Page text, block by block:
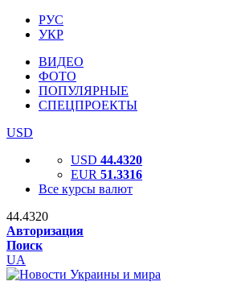
РУС
УКР
ВИДЕО
ФОТО
ПОПУЛЯРНЫЕ
СПЕЦПРОЕКТЫ
USD
USD 44.4320
EUR 51.3316
Все курсы валют
44.4320
Авторизация
Поиск
UA